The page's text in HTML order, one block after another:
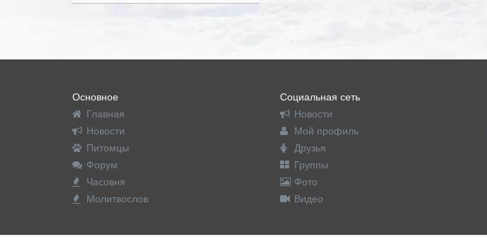
Основное
Главная
Новости
Питомцы
Форум
Часовня
Молитвослов
Социальная сеть
Новости
Мой профиль
Друзья
Группы
Фото
Видео